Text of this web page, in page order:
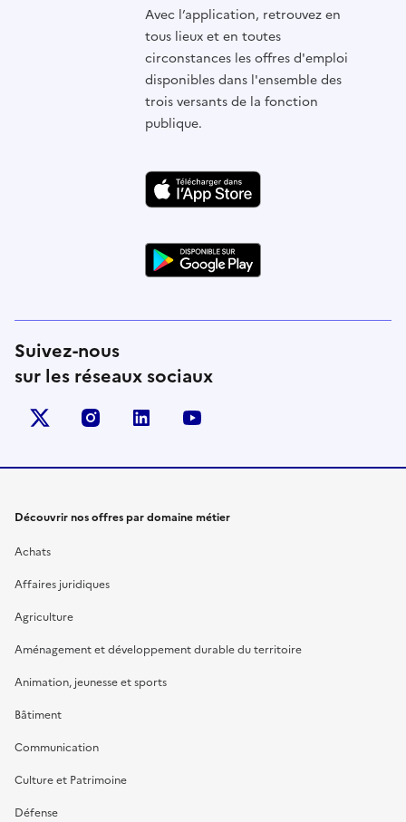
Avec l’application, retrouvez en
tous lieux et en toutes
circonstances les offres d'emploi
disponibles dans l'ensemble des
trois versants de la fonction
publique.
Suivez-nous
sur les réseaux sociaux
X (anciennement Twitter)
instagramlinkedin
Découvrir nos offres par domaine métier
Achats
Affaires juridiques
Agriculture
Aménagement et développement durable du territoire
Animation, jeunesse et sports
Bâtiment
Communication
Culture et Patrimoine
Défense